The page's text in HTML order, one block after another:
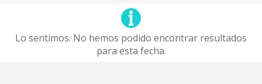
Lo sentimos. No hemos podido encontrar resultados
para esta fecha.